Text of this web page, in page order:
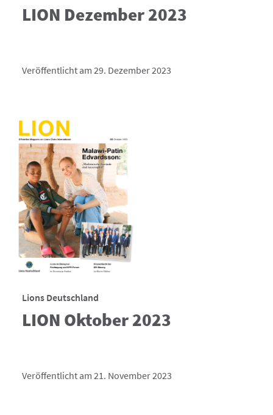
LION Dezember 2023
Veröffentlicht am 29. Dezember 2023
Lions Deutschland
LION Oktober 2023
Veröffentlicht am 21. November 2023